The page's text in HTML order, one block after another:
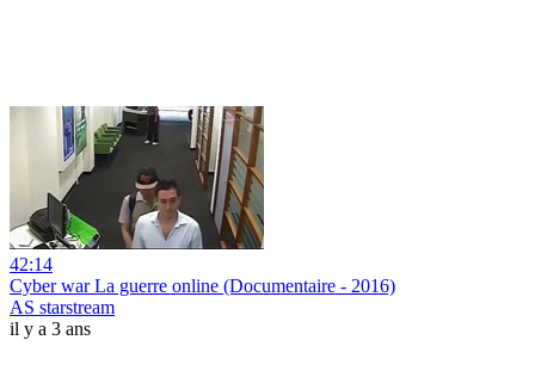
42:14
Cyber war La guerre online (Documentaire - 2016)
AS starstream
il y a 3 ans